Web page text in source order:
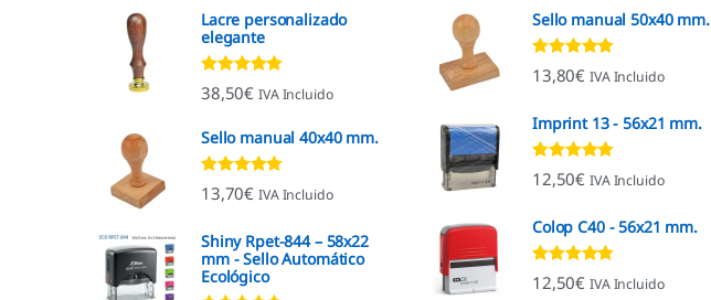
Lacre personalizado
elegante
Valorado con
4.92de 5
38,50€ IVA Incluido
Sello manual 40x40 mm.
Valorado con
4.96de 5
13,70€ IVA Incluido
Shiny Rpet-844 – 58x22
mm - Sello Automático
Ecológico
Sello manual 50x40 mm.
Valorado con
4.80de 5
13,80€ IVA Incluido
Imprint 13 - 56x21 mm.
Valorado con
4.96de 5
12,50€ IVA Incluido
Colop C40 - 56x21 mm.
Valorado con
4.89de 5
12,50€ IVA Incluido